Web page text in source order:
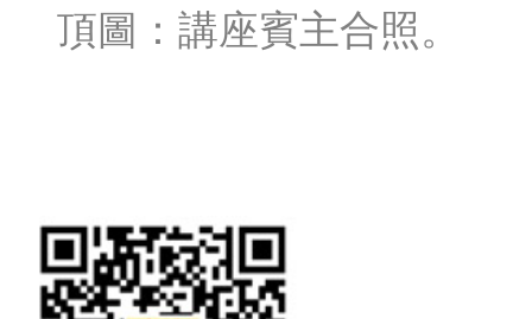
頂圖：講座賓主合照。